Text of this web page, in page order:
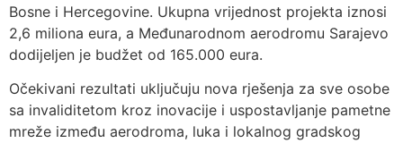
Bosne i Hercegovine. Ukupna vrijednost projekta iznosi
2,6 miliona eura, a Međunarodnom aerodromu Sarajevo
dodijeljen je budžet od 165.000 eura.
Očekivani rezultati uključuju nova rješenja za sve osobe
sa invaliditetom kroz inovacije i uspostavljanje pametne
mreže između aerodroma, luka i lokalnog gradskog